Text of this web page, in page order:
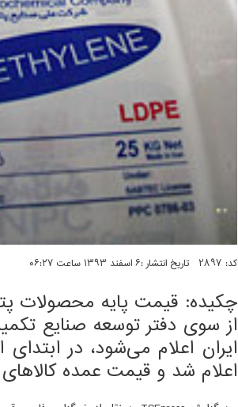
کد: 2897 تاریخ انتشار :۶ اسفند ۱۳۹۳ ساعت ۰۶:۲۷
چکیده: قیمت پایه محصولات
از سوی دفتر توسعه صنایع
ایران اعلام می‌شود، در
اعلام شد و قیمت عمده